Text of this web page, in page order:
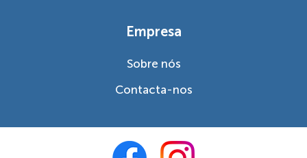
Empresa
Sobre nós
Contacta-nos